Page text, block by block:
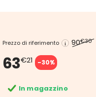
Prezzo di riferimento 90€30
63€21 -30%
In magazzino